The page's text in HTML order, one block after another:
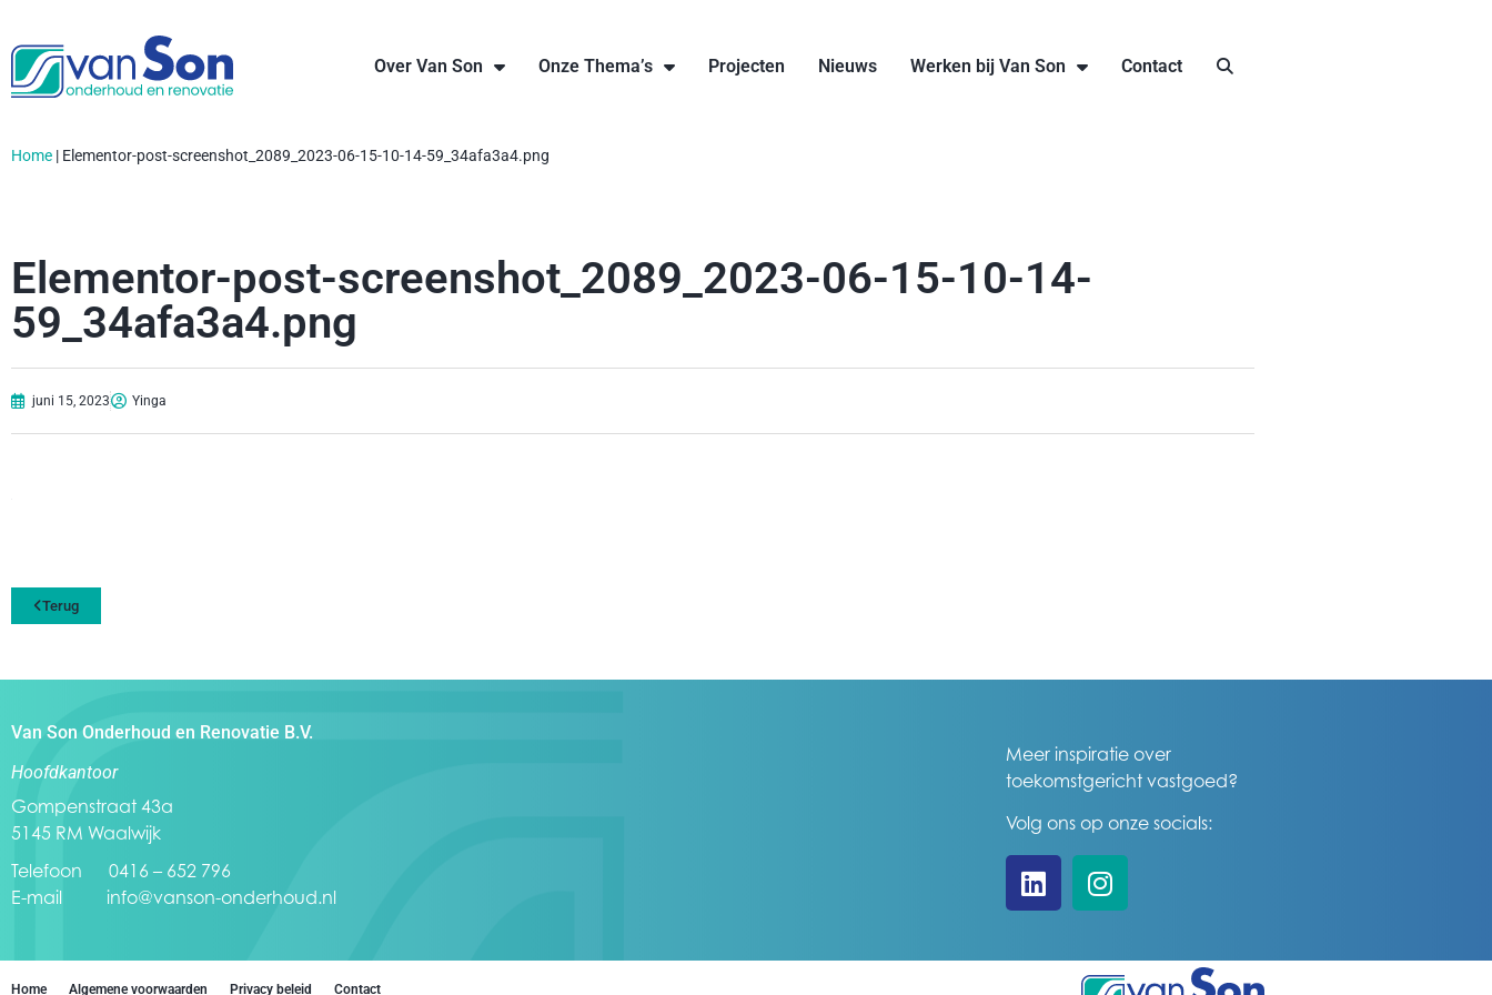
Over Van Son Onze Thema’s Projecten Nieuws Werken bij Van Son Contact
Home | Elementor-post-screenshot_2089_2023-06-15-10-14-59_34afa3a4.png
Elementor-post-screenshot_2089_2023-06-15-10-14-
59_34afa3a4.png
juni 15, 2023 Yinga
Terug
Van Son Onderhoud en Renovatie B.V.
Hoofdkantoor
Gompenstraat 43a
5145 RM Waalwijk
Telefoon 0416 – 652 796
E-mail info@vanson-onderhoud.nl
Meer inspiratie over
toekomstgericht vastgoed?
Volg ons op onze socials:
Home Algemene voorwaarden Privacy beleid Contact